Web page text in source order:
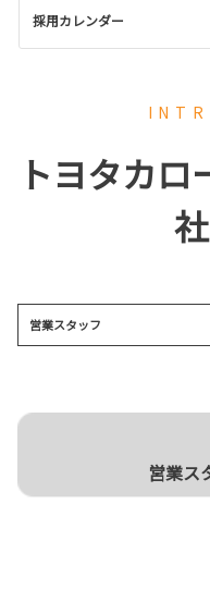
採用カレンダー
トヨタカ
営業スタッフ
営業ス